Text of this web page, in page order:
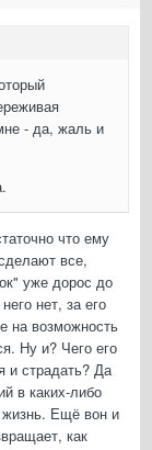
- да, жаль и
что ему
все,
уже дорос до
нет, за его
на возможность
Ну и? Чего его
и страдать? Да
в каких-либо
жизнь. Ещё вон и
как